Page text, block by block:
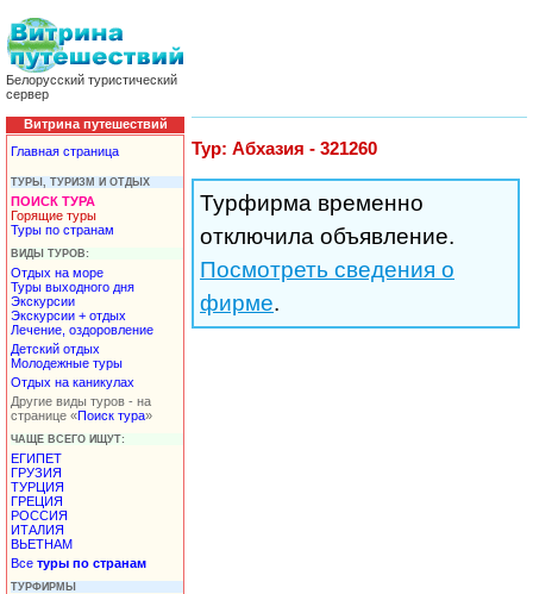
Белорусский туристический
сервер
Витрина путешествий
Главная страница
ТУРЫ, ТУРИЗМ И ОТДЫХ
ПОИСК ТУРА
Горящие туры
Туры по странам
ВИДЫ ТУРОВ:
Отдых на море
Туры выходного дня
Экскурсии
Экскурсии + отдых
Лечение, оздоровление
Детский отдых
Молодежные туры
Отдых на каникулах
Другие виды туров - на
странице «Поиск тура»
ЧАЩЕ ВСЕГО ИЩУТ:
ЕГИПЕТ
ГРУЗИЯ
ТУРЦИЯ
ГРЕЦИЯ
РОССИЯ
ИТАЛИЯ
ВЬЕТНАМ
Все туры по странам
ТУРФИРМЫ
Тур: Абхазия - 321260
Турфирма временно
отключила объявление.
Посмотреть сведения о
фирме.